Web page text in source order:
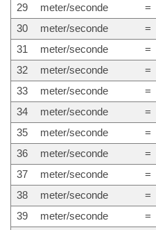
29
meter/seconde =
30
meter/seconde =
31
meter/seconde =
32
meter/seconde =
33
meter/seconde =
34
meter/seconde =
35
meter/seconde =
36
meter/seconde =
37
meter/seconde =
38
meter/seconde =
39
meter/seconde =